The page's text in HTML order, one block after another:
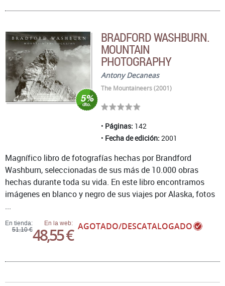
BRADFORD WASHBURN.
MOUNTAIN
PHOTOGRAPHY
Antony Decaneas
The Mountaineers (2001)
Páginas: 142
Fecha de edición: 2001
En tienda:
51,10 €
En la web:
48,55 € AGOTADO/DESCATALOGADO
Magnífico libro de fotografías hechas por Brandford
Washburn, seleccionadas de sus más de 10.000 obras
hechas durante toda su vida. En este libro encontramos
imágenes en blanco y negro de sus viajes por Alaska, fotos
...